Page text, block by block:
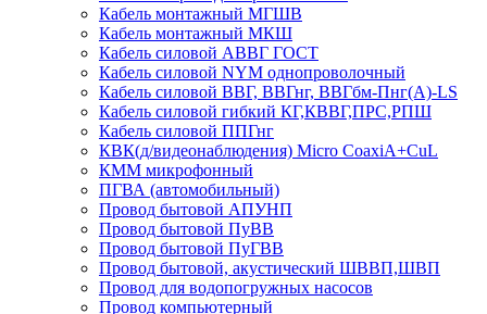
Кабель монтажный МГШВ
Кабель монтажный МКШ
Кабель силовой АВВГ ГОСТ
Кабель силовой NYM однопроволочный
Кабель силовой ВВГ, ВВГнг, ВВГбм-Пнг(А)-LS
Кабель силовой гибкий КГ,КВВГ,ПРС,РПШ
Кабель силовой ППГнг
КВК(д/видеонаблюдения) Micro CoaxiA+CuL
КММ микрофонный
ПГВА (автомобильный)
Провод бытовой АПУНП
Провод бытовой ПуВВ
Провод бытовой ПуГВВ
Провод бытовой, акустический ШВВП,ШВП
Провод для водопогружных насосов
Провод компьютерный